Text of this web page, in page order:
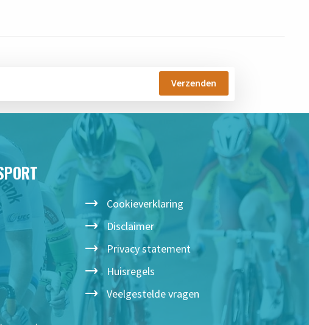
Cookieverklaring
Disclaimer
Privacy statement
Huisregels
Veelgestelde vragen